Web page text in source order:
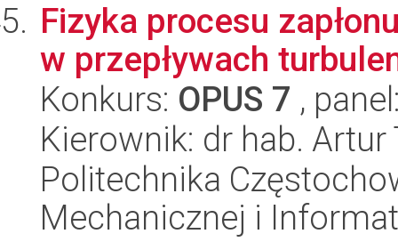
Fizyka procesu
w przepływach
Konkurs: OPUS 7 ,
Kierownik: dr hab.
Politechnika
Mechanicznej i